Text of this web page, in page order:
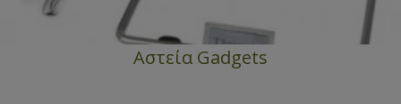
Αστεία Gadgets